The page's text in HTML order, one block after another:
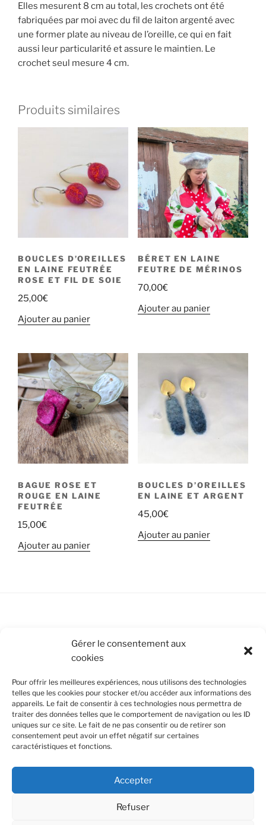
Gérer le consentement aux
cookies
Pour offrir les meilleures expériences, nous utilisons des technologies
telles que les cookies pour stocker et/ou accéder aux informations des
appareils. Le fait de consentir à ces technologies nous permettra de
traiter des données telles que le comportement de navigation ou les ID
uniques sur ce site. Le fait de ne pas consentir ou de retirer son
consentement peut avoir un effet négatif sur certaines
caractéristiques et fonctions.
Accepter
Refuser
Elles mesurent 8 cm au total, les crochets ont été
fabriquées par moi avec du fil de laiton argenté avec
une former plate au niveau de l’oreille, ce qui en fait
aussi leur particularité et assure le maintien. Le
crochet seul mesure 4 cm.
Produits similaires
BOUCLES D’OREILLES
EN LAINE FEUTRÉE
ROSE ET FIL DE SOIE
25,00€
Ajouter au panier
BÉRET EN LAINE
FEUTRE DE MÉRINOS
70,00€
Ajouter au panier
BAGUE ROSE ET
ROUGE EN LAINE
FEUTRÉE
15,00€
Ajouter au panier
BOUCLES D’OREILLES
EN LAINE ET ARGENT
45,00€
Ajouter au panier
Conditions Générales de Vente
Mentions légales
Politique de cookies (UE)
SUIVEZ-NOUS
FacebookInstagram
expérience de navigation et en se souvenant de vos
visites. En cliquant sur "Accept all", vous acceptez
l'utilisation de tous les cookies. Toutefois vous pouvez
Confidentialité et cookies : ce site utilise des cookies. En continuant à
utiliser ce site Web, vous acceptez leur utilisation.